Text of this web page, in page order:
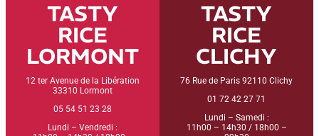
TASTY
RICE
LORMONT
12 ter Avenue de la Libération
33310 Lormont
05 54 51 23 28
Lundi – Vendredi :
TASTY
RICE
CLICHY
76 Rue de Paris 92110 Clichy
01 72 42 27 71
Lundi – Samedi :
11h00 – 14h30 / 18h00 –